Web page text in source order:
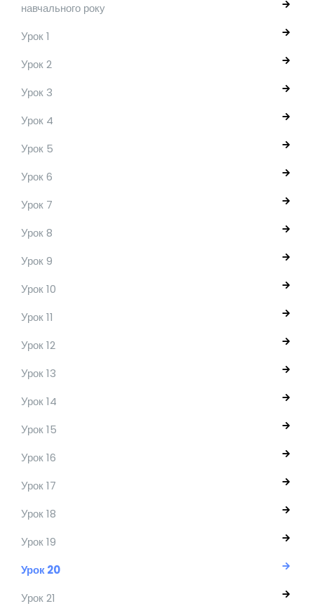
навчального року
Урок 1
Урок 2
Урок 3
Урок 4
Урок 5
Урок 6
Урок 7
Урок 8
Урок 9
Урок 10
Урок 11
Урок 12
Урок 13
Урок 14
Урок 15
Урок 16
Урок 17
Урок 18
Урок 19
Урок 20
Урок 21